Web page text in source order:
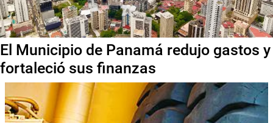
El Municipio de Panamá redujo gastos y
fortaleció sus finanzas